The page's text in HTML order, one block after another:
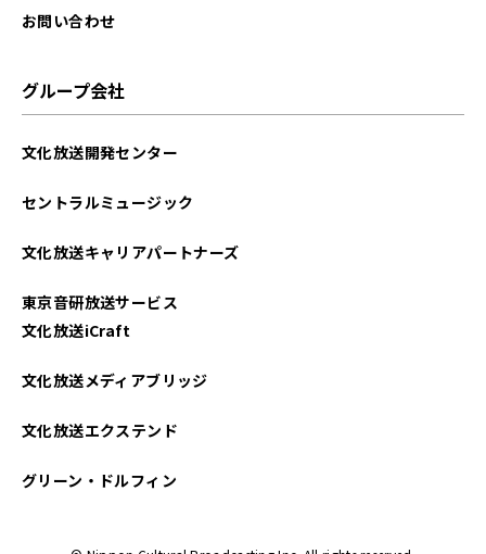
2025年04月
2024年11月
2024年10月
2024年09月
お問い合わせ
グループ会社
文化放送開発センター
セントラルミュージック
文化放送キャリアパートナーズ
東京音研放送サービス
文化放送iCraft
文化放送メディアブリッジ
文化放送エクステンド
グリーン・ドルフィン